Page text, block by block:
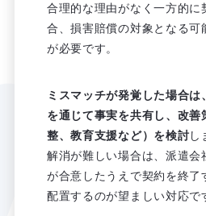
合理的な理由がなく一方的に
合、損害賠償の対象となる可
が必要です。
ミスマッチが発覚した場合は
を通じて事実を共有し、改善
整、教育支援など）を検討し
解消が難しい場合は、派遣会
が合意したうえで契約を終了
配置するのが望ましい対応で